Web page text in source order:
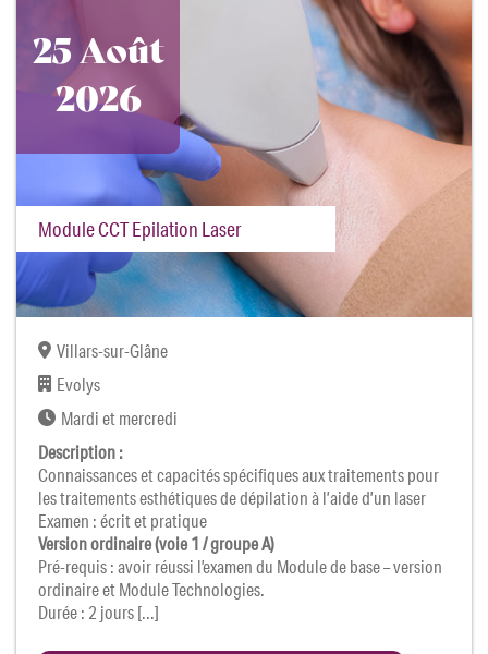
25 Août
2026
Module CCT Epilation Laser
Villars-sur-Glâne
Evolys
Mardi et mercredi
Description :
Connaissances et capacités spécifiques aux traitements pour
les traitements esthétiques de dépilation à l’aide d’un laser
Examen : écrit et pratique
Version ordinaire (voie 1 / groupe A)
Pré-requis : avoir réussi l’examen du Module de base – version
ordinaire et Module Technologies.
Durée : 2 jours [...]